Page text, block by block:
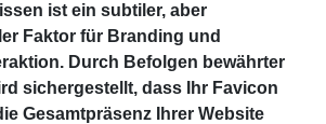
ist ein subtiler, aber
Faktor für Branding und
Durch Befolgen bewährter
sichergestellt, dass Ihr Favicon
Gesamtpräsenz Ihrer Website